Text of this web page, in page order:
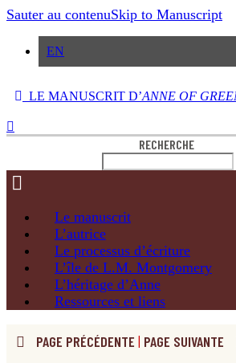
Sauter au contenuSkip to Manuscript
EN
LE MANUSCRIT D’ANNE OF
RECHERCHE
Le manuscrit
L’autrice
Le processus d’écriture
L’île de L.M. Montgomery
L’héritage d’Anne
Ressources et liens
PAGE PRÉCÉDENTE | PAGE SUIVANTE